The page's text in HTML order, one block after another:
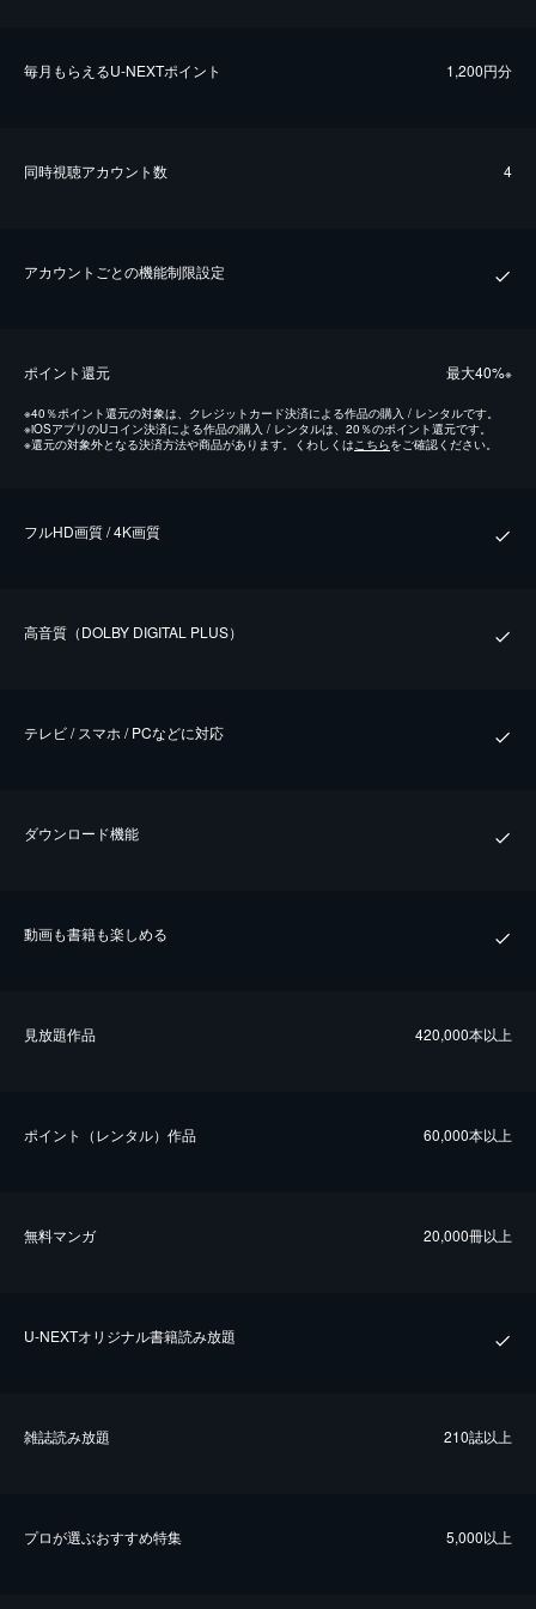
毎⽉もらえるU-NEXTポイント 1,200円分
同時視聴アカウント数 4
アカウントごとの機能制限設定
ポイント還元 最⼤40%※
※40％ポイント還元の対象は、クレジットカード決済による作品の購入 / レンタルです。
※iOSアプリのUコイン決済による作品の購入 / レンタルは、20％のポイント還元です。
※還元の対象外となる決済方法や商品があります。くわしくはこちらをご確認ください。
フルHD画質 / 4K画質
⾼⾳質（DOLBY DIGITAL PLUS）
テレビ / スマホ / PCなどに対応
ダウンロード機能
動画も書籍も楽しめる
⾒放題作品 420,000本以上
ポイント（レンタル）作品 60,000本以上
無料マンガ 20,000冊以上
U-NEXTオリジナル書籍読み放題
雑誌読み放題 210誌以上
プロが選ぶおすすめ特集 5,000以上